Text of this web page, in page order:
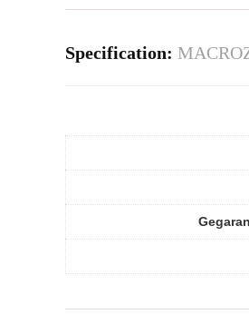
Specification: